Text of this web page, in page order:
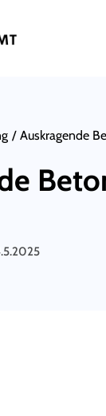
/ Auskragende